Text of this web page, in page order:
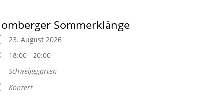
Sommerklänge
23. August 2026
18:00 - 20:00
Schweigegarten
Konzert